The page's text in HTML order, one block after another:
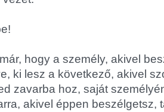
hogy a személy, akivel
ki lesz a következő, akivel
zavarba hoz, saját
akivel éppen beszélgetsz,